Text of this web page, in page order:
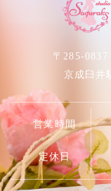
〒285-0837
京成臼井
営業時間
定休日